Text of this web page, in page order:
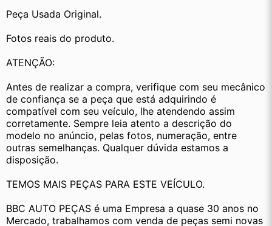
Peça Usada Original.
Fotos reais do produto.
ATENÇÃO:
Antes de realizar a compra, verifique com seu mecânico
de confiança se a peça que está adquirindo é
compatível com seu veículo, lhe atendendo assim
corretamente. Sempre leia atento a descrição do
modelo no anúncio, pelas fotos, numeração, entre
outras semelhanças. Qualquer dúvida estamos a
disposição.
TEMOS MAIS PEÇAS PARA ESTE VEÍCULO.
BBC AUTO PEÇAS é uma Empresa a quase 30 anos no
Mercado, trabalhamos com venda de peças semi novas